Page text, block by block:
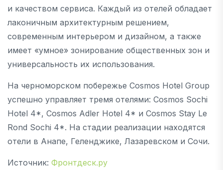
и качеством сервиса. Каждый из отелей обладает
лаконичным архитектурным решением,
современным интерьером и дизайном, а также
имеет «умное» зонирование общественных зон и
универсальность их использования.
На черноморском побережье Cosmos Hotel Group
успешно управляет тремя отелями: Cosmos Sochi
Hotel 4*, Cosmos Adler Hotel 4* и Cosmos Stay Le
Rond Sochi 4*. На стадии реализации находятся
отели в Анапе, Геленджике, Лазаревском и Сочи.
Источник: Фронтдеск.ру